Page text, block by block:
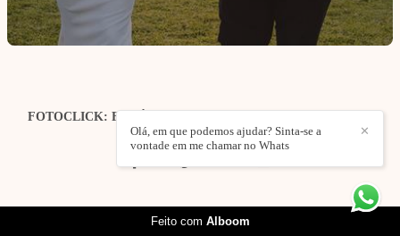
FOTOCLICK: FOTÓGRAFO DE CASAMENTOS | EVENTOS
| ESTÚDIO /CONTACTO ✕
Olá, em que podemos ajudar? Sinta-se a
vontade em me chamar no Whats
Feito com Alboom